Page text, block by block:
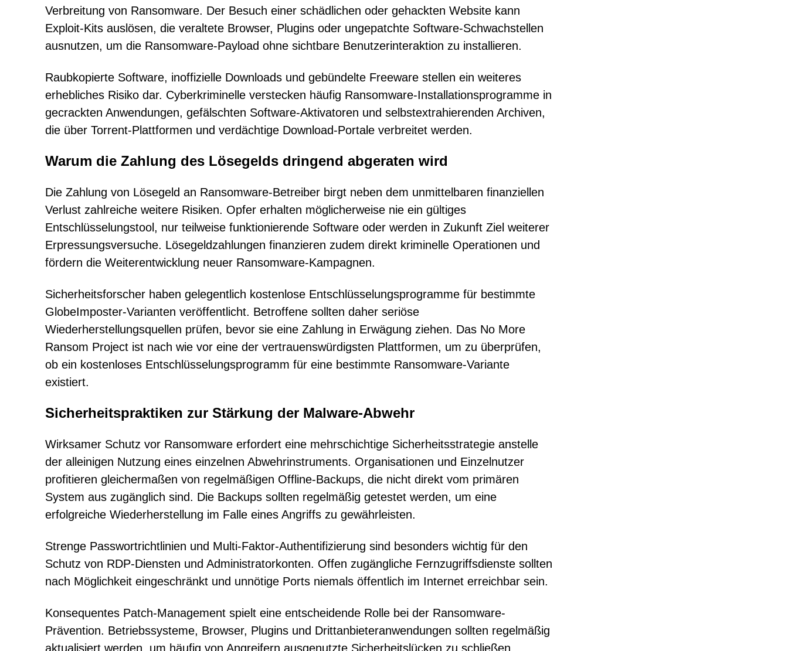
Verbreitung von Ransomware. Der Besuch einer schädlichen oder gehackten Website kann
Exploit-Kits auslösen, die veraltete Browser, Plugins oder ungepatchte Software-Schwachstellen
ausnutzen, um die Ransomware-Payload ohne sichtbare Benutzerinteraktion zu installieren.
Raubkopierte Software, inoffizielle Downloads und gebündelte Freeware stellen ein weiteres
erhebliches Risiko dar. Cyberkriminelle verstecken häufig Ransomware-Installationsprogramme in
gecrackten Anwendungen, gefälschten Software-Aktivatoren und selbstextrahierenden Archiven,
die über Torrent-Plattformen und verdächtige Download-Portale verbreitet werden.
Warum die Zahlung des Lösegelds dringend abgeraten wird
Die Zahlung von Lösegeld an Ransomware-Betreiber birgt neben dem unmittelbaren finanziellen
Verlust zahlreiche weitere Risiken. Opfer erhalten möglicherweise nie ein gültiges
Entschlüsselungstool, nur teilweise funktionierende Software oder werden in Zukunft Ziel weiterer
Erpressungsversuche. Lösegeldzahlungen finanzieren zudem direkt kriminelle Operationen und
fördern die Weiterentwicklung neuer Ransomware-Kampagnen.
Sicherheitsforscher haben gelegentlich kostenlose Entschlüsselungsprogramme für bestimmte
GlobeImposter-Varianten veröffentlicht. Betroffene sollten daher seriöse
Wiederherstellungsquellen prüfen, bevor sie eine Zahlung in Erwägung ziehen. Das No More
Ransom Project ist nach wie vor eine der vertrauenswürdigsten Plattformen, um zu überprüfen,
ob ein kostenloses Entschlüsselungsprogramm für eine bestimmte Ransomware-Variante
existiert.
Sicherheitspraktiken zur Stärkung der Malware-Abwehr
Wirksamer Schutz vor Ransomware erfordert eine mehrschichtige Sicherheitsstrategie anstelle
der alleinigen Nutzung eines einzelnen Abwehrinstruments. Organisationen und Einzelnutzer
profitieren gleichermaßen von regelmäßigen Offline-Backups, die nicht direkt vom primären
System aus zugänglich sind. Die Backups sollten regelmäßig getestet werden, um eine
erfolgreiche Wiederherstellung im Falle eines Angriffs zu gewährleisten.
Strenge Passwortrichtlinien und Multi-Faktor-Authentifizierung sind besonders wichtig für den
Schutz von RDP-Diensten und Administratorkonten. Offen zugängliche Fernzugriffsdienste sollten
nach Möglichkeit eingeschränkt und unnötige Ports niemals öffentlich im Internet erreichbar sein.
Konsequentes Patch-Management spielt eine entscheidende Rolle bei der Ransomware-
Prävention. Betriebssysteme, Browser, Plugins und Drittanbieteranwendungen sollten regelmäßig
aktualisiert werden, um häufig von Angreifern ausgenutzte Sicherheitslücken zu schließen.